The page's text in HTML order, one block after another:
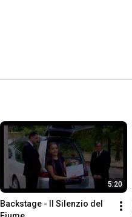
5:20
Backstage - Il Silenzio del